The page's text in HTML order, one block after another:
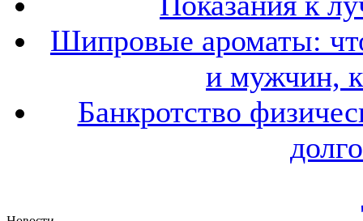
Шипровые ароматы:
и мужчин,
Банкротство